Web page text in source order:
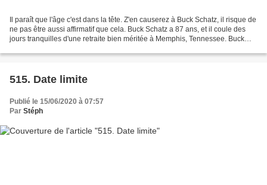
Il paraît que l'âge c'est dans la tête. Z'en causerez à Buck Schatz, il risque de
ne pas être aussi affirmatif que cela. Buck Schatz a 87 ans, et il coule des
jours tranquilles d'une retraite bien méritée à Memphis, Tennessee. Buck
515. Date limite
Publié le 15/06/2020 à 07:57
Par Stéph